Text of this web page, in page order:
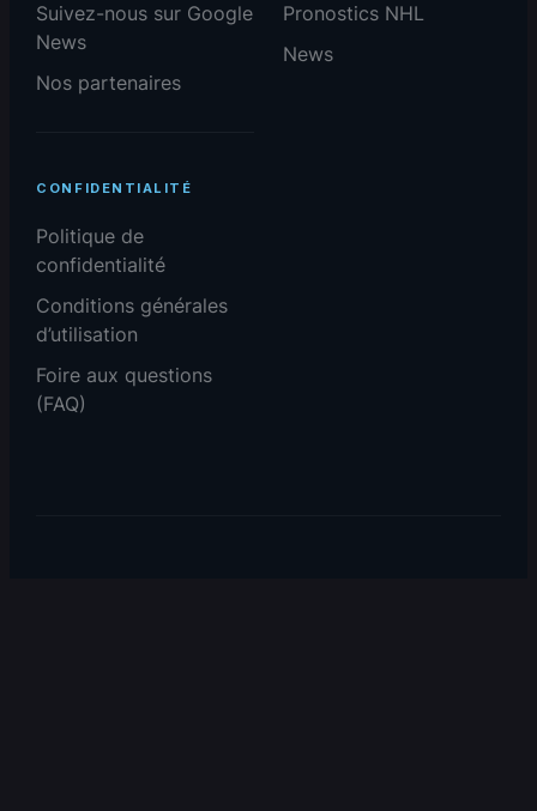
Suivez-nous sur Google
News
Nos partenaires
Pronostics NHL
News
CONFIDENTIALITÉ
Politique de
confidentialité
Conditions générales
d’utilisation
Foire aux questions
(FAQ)